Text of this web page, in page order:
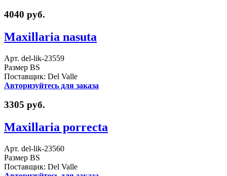
4040 руб.
Maxillaria nasuta
Арт. del-lik-23559
Размер BS
Поставщик: Del Valle
Авторизуйтесь для заказа
3305 руб.
Maxillaria porrecta
Арт. del-lik-23560
Размер BS
Поставщик: Del Valle